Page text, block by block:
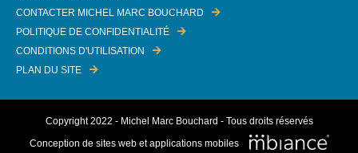
CONTACTER MICHEL MARC BOUCHARD
POLITIQUE DE CONFIDENTIALITÉ
CONDITIONS D'UTILISATION
PLAN DU SITE
Copyright 2022 - Michel Marc Bouchard - Tous droits réservés
Conception de sites web et applications mobiles